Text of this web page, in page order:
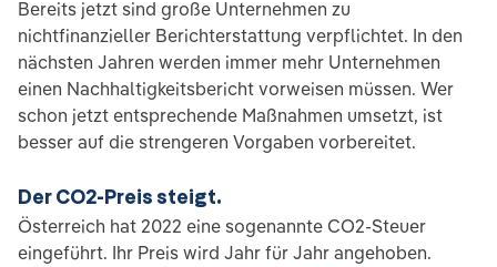
Bereits jetzt sind große Unternehmen zu
nichtfinanzieller Berichterstattung verpflichtet. In den
nächsten Jahren werden immer mehr Unternehmen
einen Nachhaltigkeitsbericht vorweisen müssen. Wer
schon jetzt entsprechende Maßnahmen umsetzt, ist
besser auf die strengeren Vorgaben vorbereitet.
Der CO2-Preis steigt.
Österreich hat 2022 eine sogenannte CO2-Steuer
eingeführt. Ihr Preis wird Jahr für Jahr angehoben.